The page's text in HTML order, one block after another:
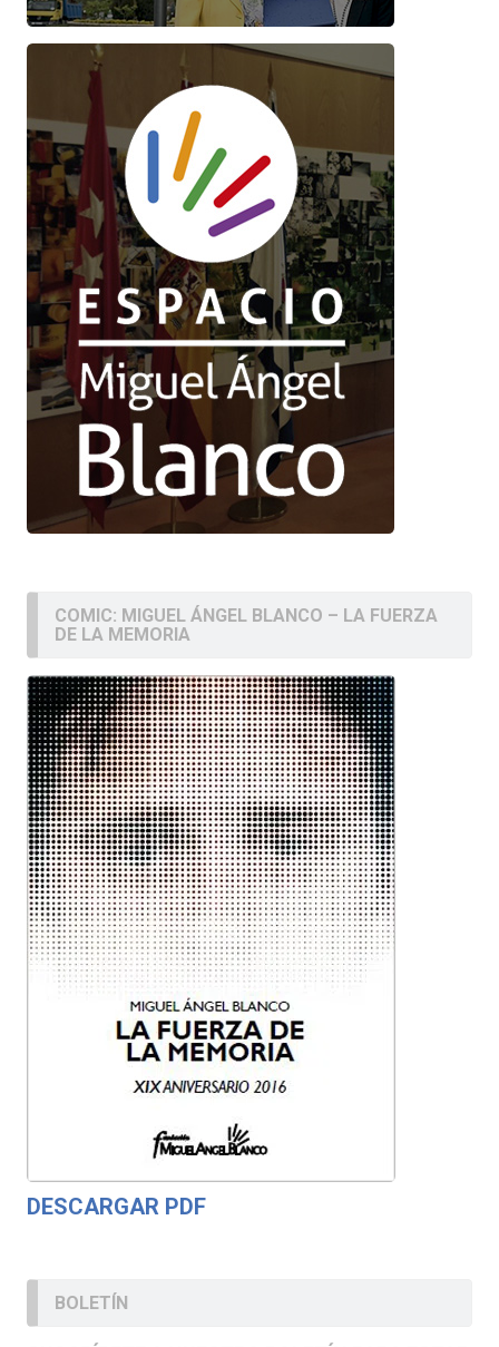
COMIC: MIGUEL ÁNGEL BLANCO – LA FUERZA
DE LA MEMORIA
DESCARGAR PDF
BOLETÍN